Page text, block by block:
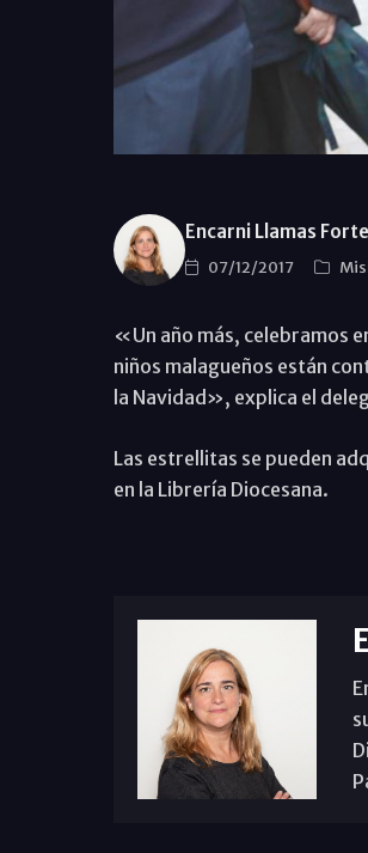
Encarni Llamas
07/12/2017
«Un año más, celebramos
niños malagueños están
la Navidad», explica el
Las estrellitas se pueden
en la Librería Diocesana.